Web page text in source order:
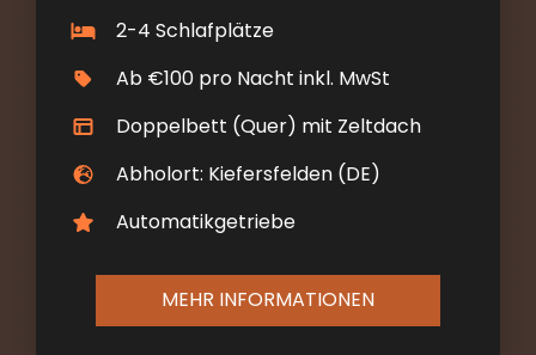
2-4 Schlafplätze
Ab €100 pro Nacht inkl. MwSt
Doppelbett (Quer) mit Zeltdach
Abholort: Kiefersfelden (DE)
Automatikgetriebe
MEHR INFORMATIONEN